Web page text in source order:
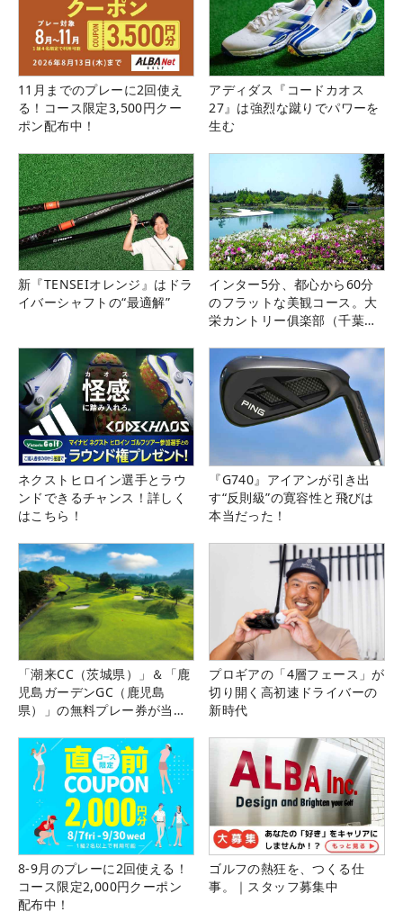
11月までのプレーに2回使え
る！コース限定3,500円クー
ポン配布中！
アディダス『コードカオス
27』は強烈な蹴りでパワーを
生む
新『TENSEIオレンジ』はドラ
イバーシャフトの“最適解”
インター5分、都心から60分
のフラットな美観コース。大
栄カントリー俱楽部（千葉
ネクストヒロイン選手とラウ
ンドできるチャンス！詳しく
はこちら！
『G740』アイアンが引き出
す“反則級”の寛容性と飛びは
本当だった！
「潮来CC（茨城県）」＆「鹿
児島ガーデンGC（鹿児島
県）」の無料プレー券が当た
プロギアの「4層フェース」が
切り開く高初速ドライバーの
新時代
8-9月のプレーに2回使える！
コース限定2,000円クーポン
配布中！
ゴルフの熱狂を、つくる仕
事。｜スタッフ募集中